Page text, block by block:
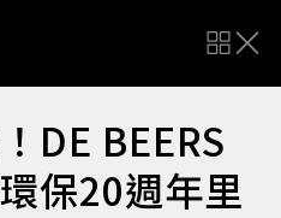
DE BEERS
保20週年里